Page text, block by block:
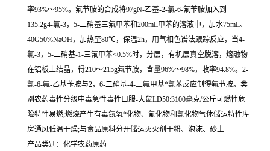
率93%～95%。氟节胺的合成将97gN-乙基-2-氯-6-氟苄胺加入到
135.2g4-氯-3，5-二硝基三氟甲苯和200mL甲苯的溶液中，加水75mL、
40G50%NaOH，加热至80℃，保温2h，用气相色谱法跟踪反应，当4-
氯-3，5-二硝基-1-三氟甲苯<0.5%时，分层，有机层真空脱溶，熔融物
在铝板上结晶，得210～215g氟节胺，含量96%～98%，收率94.8%。2-
氯-6-氟-乙基苄胺与2，6-二硝基-4-三氟甲基*氯苯反应制得氟节胺。类
别农药毒性分级中毒急性毒性口服-大鼠LD50:3100毫克/公斤可燃性危
险特性易燃;燃烧产生有毒氮氧*化物、氟化物和氯化物气体储运特性库
房通风低温干燥;与食品原料分开储运灭火剂干粉、泡沫、砂土
产品类别：化学农药原药